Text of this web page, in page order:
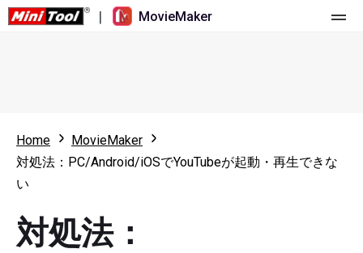
| MovieMaker
更新履歴
マルチトラック動画編集
リソース
ビデオ編集のヒント
画面録画ツール
Home
MovieMaker
対処法：PC/Android/iOSでYouTubeが起動・再生できな
い
対処法：